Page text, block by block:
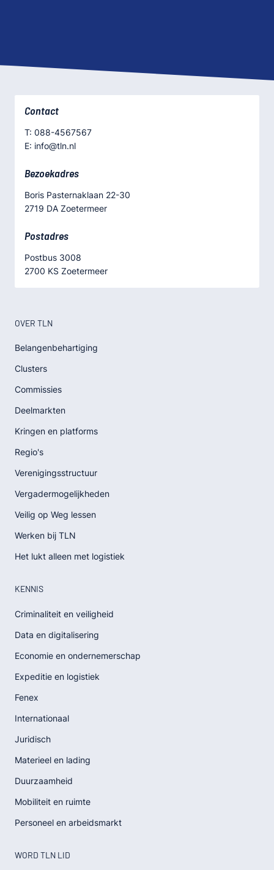
Contact
T: 088-4567567
E: info@tln.nl
Bezoekadres
Boris Pasternaklaan 22-30
2719 DA Zoetermeer
Postadres
Postbus 3008
2700 KS Zoetermeer
OVER TLN
Belangenbehartiging
Clusters
Commissies
Deelmarkten
Kringen en platforms
Regio's
Verenigingsstructuur
Vergadermogelijkheden
Veilig op Weg lessen
Werken bij TLN
Het lukt alleen met logistiek
KENNIS
Criminaliteit en veiligheid
Data en digitalisering
Economie en ondernemerschap
Expeditie en logistiek
Fenex
Internationaal
Juridisch
Materieel en lading
Duurzaamheid
Mobiliteit en ruimte
Personeel en arbeidsmarkt
WORD TLN LID